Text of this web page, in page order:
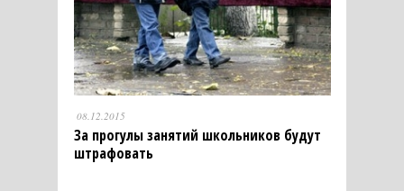
08.12.2015
За прогулы занятий школьников будут
штрафовать